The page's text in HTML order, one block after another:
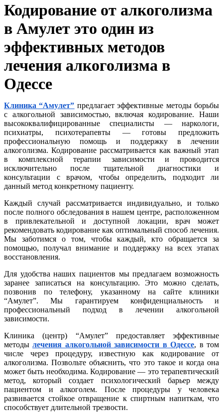
Кодирование от алкоголизма
в Амулет это один из
эффективных методов
лечения алкоголизма в
Одессе
Клиника “Амулет” предлагает эффективные методы борьбы
с алкогольной зависимостью, включая кодирование. Наши
высококвалифицированные специалисты — наркологи,
психиатры, психотерапевты — готовы предложить
профессиональную помощь и поддержку в лечении
алкоголизма. Кодирование рассматривается как важный этап
в комплексной терапии зависимости и проводится
исключительно после тщательной диагностики и
консультации с врачом, чтобы определить, подходит ли
данный метод конкретному пациенту.
Каждый случай рассматривается индивидуально, и только
после полного обследования в нашем центре, расположенном
в привлекательной и доступной локации, врач может
рекомендовать кодирование как оптимальный способ лечения.
Мы заботимся о том, чтобы каждый, кто обращается за
помощью, получал внимание и поддержку на всех этапах
восстановления.
Для удобства наших пациентов мы предлагаем возможность
заранее записаться на консультацию. Это можно сделать,
позвонив по телефону, указанному на сайте клиники
“Амулет”. Мы гарантируем конфиденциальность и
профессиональный подход в лечении алкогольной
зависимости.
Клиника (центр) “Амулет” предоставляет эффективные
методылечения алкогольной зависимости в Одессе, в том
числе через процедуру, известную как кодирование от
алкоголизма. Позвольте объяснить, что это такое и когда она
может быть необходима. Кодирование — это терапевтический
метод, который создает психологический барьер между
пациентом и алкоголем. После процедуры у человека
развивается стойкое отвращение к спиртным напиткам, что
способствует длительной трезвости.